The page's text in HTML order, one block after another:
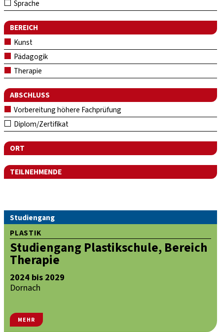
Sprache
BEREICH
Kunst
Pädagogik
Therapie
ABSCHLUSS
Vorbereitung höhere Fachprüfung
Diplom/Zertifikat
ORT
TEILNEHMENDE
Studiengang
PLASTIK
Studiengang Plastikschule, Bereich
Therapie
2024 bis 2029
Dornach
MEHR